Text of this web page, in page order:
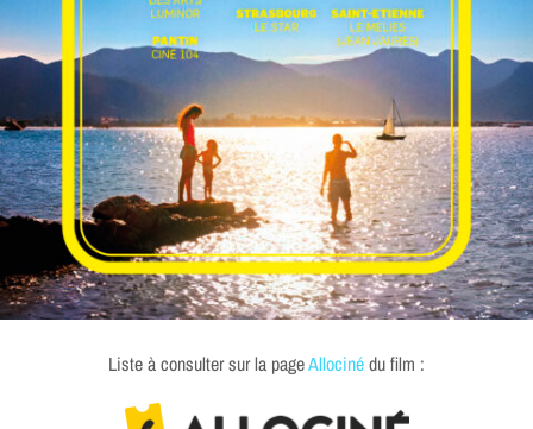
Liste à consulter sur la pageAllocinédu film :